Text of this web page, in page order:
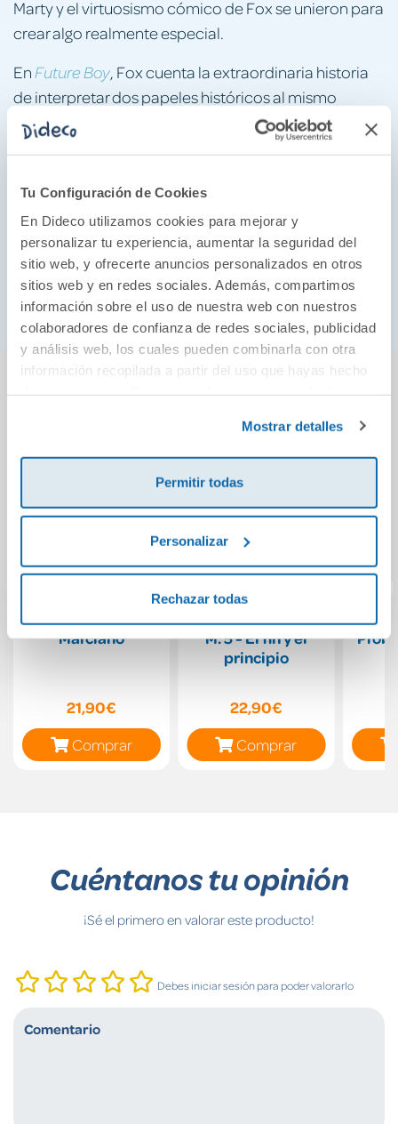
Tu Configuración de Cookies
En Dideco utilizamos cookies para mejorar y
personalizar tu experiencia, aumentar la seguridad del
sitio web, y ofrecerte anuncios personalizados en otros
sitios web y en redes sociales. Además, compartimos
información sobre el uso de nuestra web con nuestros
colaboradores de confianza de redes sociales, publicidad
y análisis web, los cuales pueden combinarla con otra
información recopilada a partir del uso que hayas hecho
Mostrar detalles
Permitir todas
Personalizar
Rechazar todas
Marty y el virtuosismo cómico de Fox se unieron para
crear algo realmente especial.
EnFuture Boy, Fox cuenta la extraordinaria historia
de interpretar dos papeles históricos al mismo
tiempo, una parte de la historia del entretenimiento
que nunca se ha contado. A partir de nuevas
proyectos, el resultado es una historia vívida y
reveladora de los logros creativos de un icono
entrañable y de una película, convertida en mito, que
ha traspasado generaciones y que nos sigue
fascinando.
También podría gustarte...
Marciano
21,90€
Comprar
M. 5 - El fin y el
principio
22,90€
Comprar
Cuéntanos tu opinión
¡Sé el primero en valorar este producto!
Debes iniciar sesión para poder valorarlo